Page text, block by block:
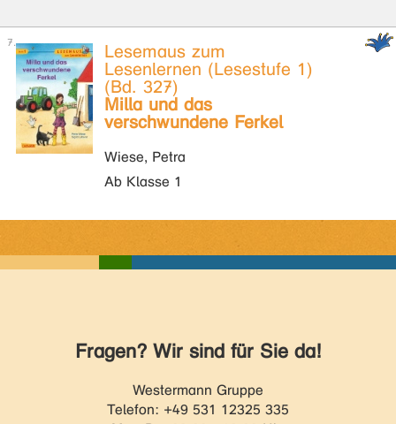
Lesemaus zum
Lesenlernen (Lesestufe 1)
(Bd. 327)
Milla und das
verschwundene Ferkel
Wiese, Petra
Ab Klasse 1